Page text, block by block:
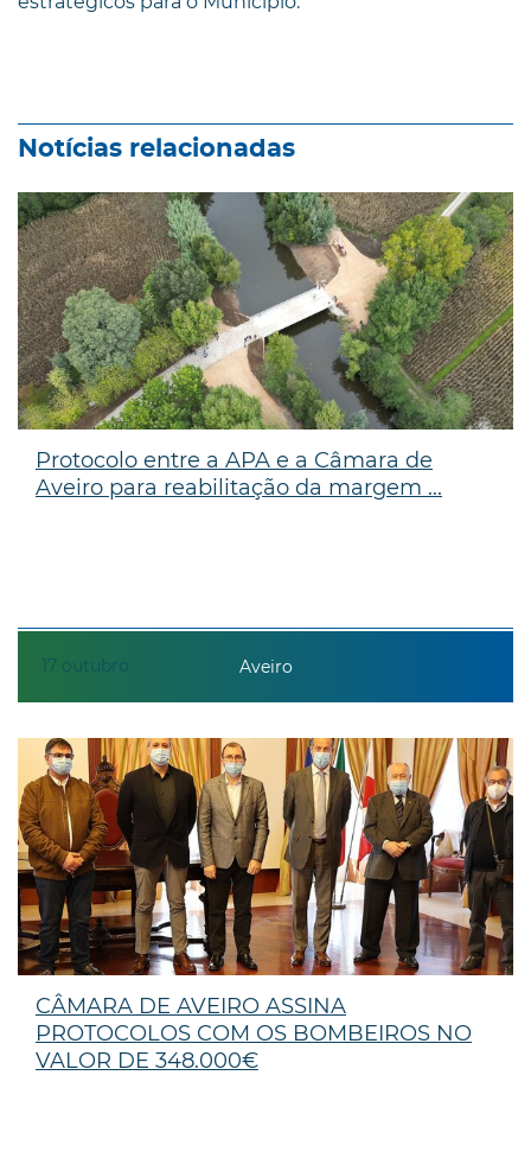
Notícias relacionadas
17 outubro
Protocolo entre a APA e a Câmara de
Aveiro para reabilitação da margem ...
Aveiro
CÂMARA DE AVEIRO ASSINA
PROTOCOLOS COM OS BOMBEIROS NO
VALOR DE 348.000€